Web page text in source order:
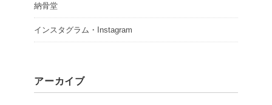
納骨堂
インスタグラム・Instagram
アーカイブ